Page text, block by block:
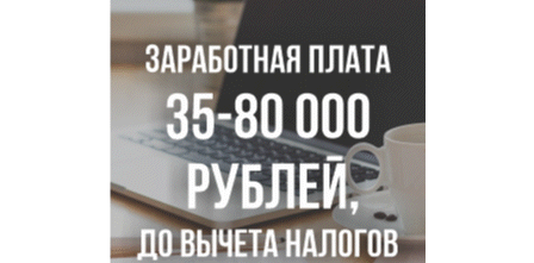
Семь рейсов за сутки отменили в новосибирском
аэропорту Толмачево
В Новосибирске «Лада» сбила восьмиклассника на